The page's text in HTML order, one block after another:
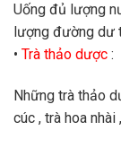
Uống đủ lượng
lượng đường dư
• Trà thảo dược :
Những trà thảo
cúc , trà hoa nhài